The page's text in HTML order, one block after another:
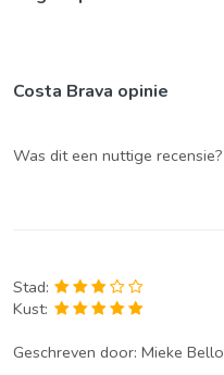
Costa Brava opinie
Was dit een nuttige recensie?
Stad:
Kust:
Geschreven door: Mieke Bello